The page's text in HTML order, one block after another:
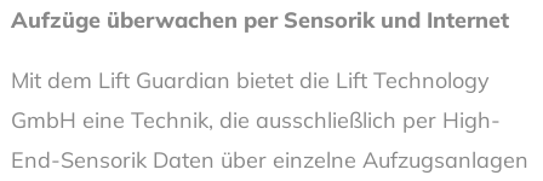
Aufzüge überwachen per Sensorik und Internet
Mit dem Lift Guardian bietet die Lift Technology
GmbH eine Technik, die ausschließlich per High-
End-Sensorik Daten über einzelne Aufzugsanlagen